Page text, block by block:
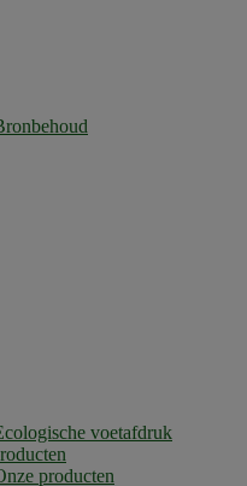
voetafdruk
producten